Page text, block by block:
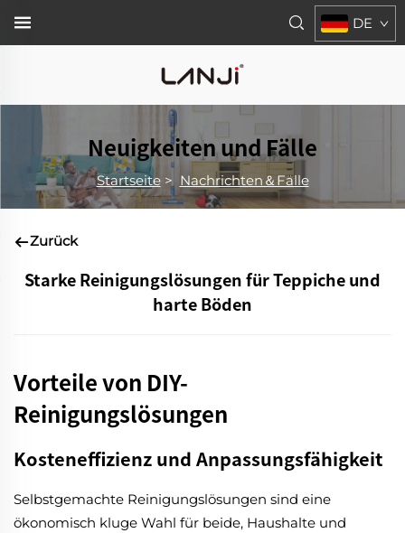
DE
Neuigkeiten und Fälle
Startseite> Nachrichten＆Fälle
Zurück
Starke Reinigungslösungen für Teppiche und
harte Böden
Vorteile von DIY-
Reinigungslösungen
Kosteneffizienz und Anpassungsfähigkeit
Selbstgemachte Reinigungslösungen sind eine
ökonomisch kluge Wahl für beide, Haushalte und